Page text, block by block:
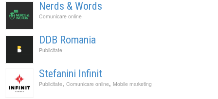
Nerds & Words
Comunicare online
DDB Romania
Publicitate
Stefanini Infinit
Publicitate, Comunicare online, Mobile marketing